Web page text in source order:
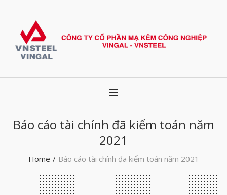
Báo cáo tài chính đã kiểm toán năm
2021
Home / Báo cáo tài chính đã kiểm toán năm 2021